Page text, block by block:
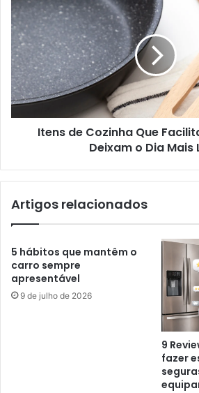
Itens de Cozinha Que
Deixam o Dia Mais
Artigos relacionados
5 hábitos que mantêm o
carro sempre
apresentável
9 de julho de 2026
9
fazer